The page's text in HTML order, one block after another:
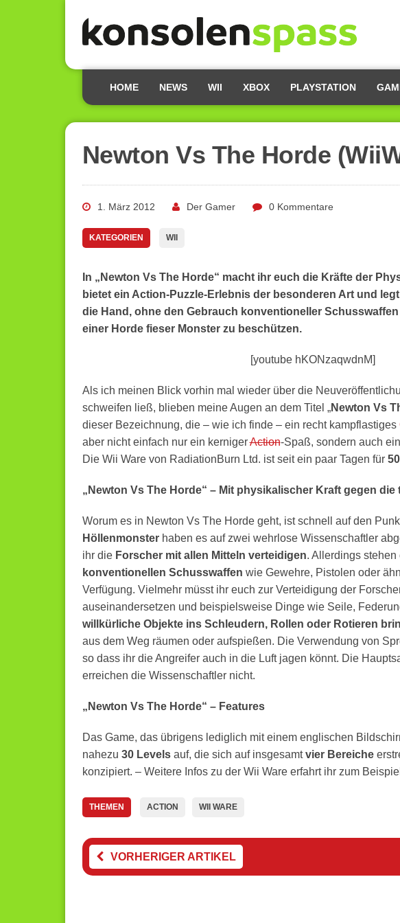
HOME NEWS WII XBOX PLAYSTATION
Newton Vs The Horde
1. März 2012 Der Gamer 0 Kommentare
KATEGORIEN WII
In „Newton Vs The Horde“ macht ihr euch die Kräfte der
bietet ein Action-Puzzle-Erlebnis der besonderen Art und
die Hand, ohne den Gebrauch konventioneller
einer Horde fieser Monster zu beschützen.
[youtube hKONzaqwdnM]
Als ich meinen Blick vorhin mal wieder über die
schweifen ließ, blieben meine Augen an dem Titel „Newton Vs
dieser Bezeichnung, die – wie ich finde – ein recht kampflastiges
aber nicht einfach nur ein kernigerAction-Spaß, sondern auch
Die Wii Ware von RadiationBurn Ltd. ist seit ein paar Tagen für
„Newton Vs The Horde“ – Mit physikalischer Kraft gegen die
Worum es in Newton Vs The Horde geht, ist schnell auf den
Höllenmonsterhaben es auf zwei wehrlose Wissenschaftler
ihr die Forscher mit allen Mitteln verteidigen. Allerdings stehen
konventionellen Schusswaffen wie Gewehre, Pistolen oder
Verfügung. Vielmehr müsst ihr euch zur Verteidigung der
auseinandersetzen und beispielsweise Dinge wie Seile,
willkürliche Objekte ins Schleudern, Rollen oder Rotieren
aus dem Weg räumen oder aufspießen. Die Verwendung von
so dass ihr die Angreifer auch in die Luft jagen könnt. Die
erreichen die Wissenschaftler nicht.
„Newton Vs The Horde“ – Features
Das Game, das übrigens lediglich mit einem englischen
nahezu 30 Levelsauf, die sich auf insgesamtvier Bereiche
konzipiert. – Weitere Infos zu der Wii Ware erfahrt ihr zum Beispiel
THEMEN ACTION WII WARE
VORHERIGER ARTIKEL